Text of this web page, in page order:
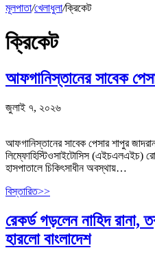
মূলপাতা/খেলাধুলা/ক্রিকেট
ক্রিকেট
আফগানিস্তানের সাবেক
জুলাই ৭, ২০২৬
আফগানিস্তানের সাবেক পেসার শাপুর
লিম্ফোহিস্টিওসাইটোসিস (এইচএলএইচ)
হাসপাতালে চিকিৎসাধীন অবস্থায়…
বিস্তারিত>>
রেকর্ড গড়লেন নাহিদ রানা,
হারলো বাংলাদেশ